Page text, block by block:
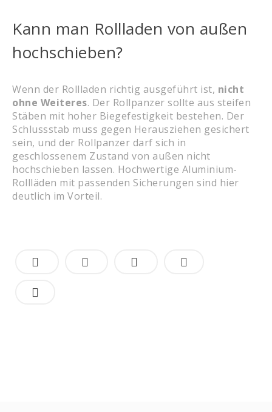
Kann man Rollladen von außen
hochschieben?
Wenn der Rollladen richtig ausgeführt ist, nicht
ohne Weiteres. Der Rollpanzer sollte aus steifen
Stäben mit hoher Biegefestigkeit bestehen. Der
Schlussstab muss gegen Herausziehen gesichert
sein, und der Rollpanzer darf sich in
geschlossenem Zustand von außen nicht
hochschieben lassen. Hochwertige Aluminium-
Rollläden mit passenden Sicherungen sind hier
deutlich im Vorteil.